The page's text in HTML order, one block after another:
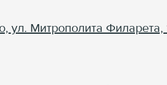
ул. Митрополита Филарета,